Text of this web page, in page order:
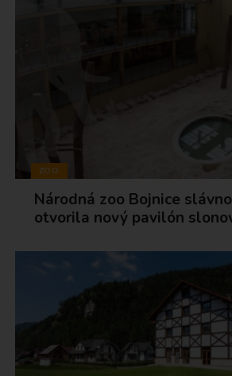
ZOO
Národná zoo Bojnice
otvorila nový pavilón